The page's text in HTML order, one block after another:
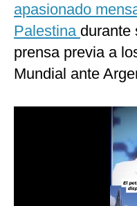
Club del Suscriptor
Mix
apasionado
Palestina durante
prensa previa a
Mundial ante